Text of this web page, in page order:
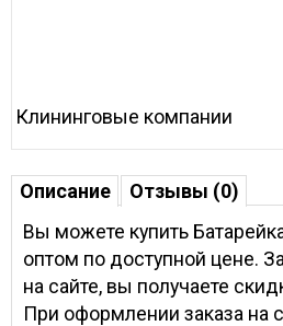
Клининговые компании
Описание
Отзывы (0)
Вы можете купить
оптом по доступной цене.
на сайте, вы получаете
При оформлении заказа на